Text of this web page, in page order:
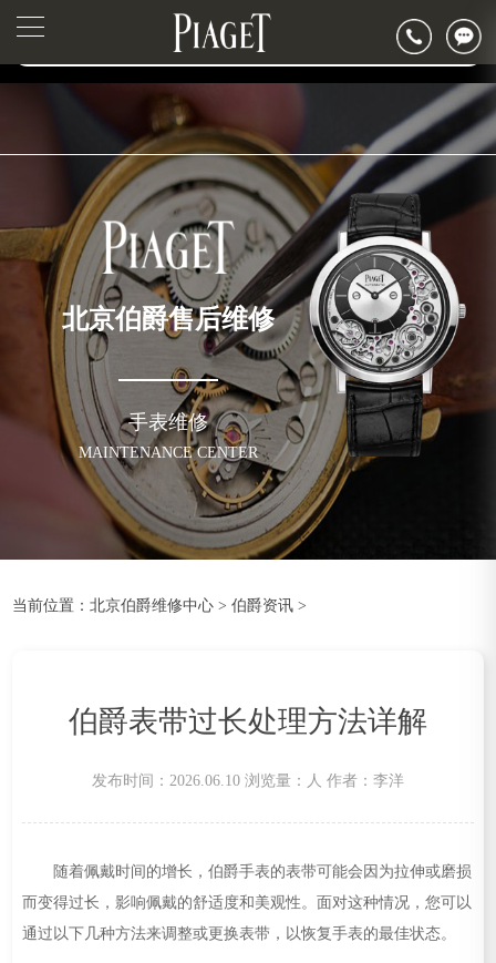
▲
▼
北京市朝阳区建国门外大街甲6号华熙国际中心写字楼D座11层1102室（需提前预约）
北京市朝阳区建国门外大街甲6号华熙国际中心D座11层1102室伯爵售后服务中心（需提前预约）
北京市东城区东长安街1号王府井东方广场W3座6层602室伯爵售后服务中心（需提前预约）
节假日正常营业！
北京伯爵售后维修
手表维修
MAINTENANCE CENTER
当前位置：北京伯爵维修中心 >伯爵资讯 >
伯爵表带过长处理方法详解
发布时间：2026.06.10 浏览量： 人 作者：李洋
随着佩戴时间的增长，伯爵手表的表带可能会因为拉伸或磨损
而变得过长，影响佩戴的舒适度和美观性。面对这种情况，您可以
通过以下几种方法来调整或更换表带，以恢复手表的最佳状态。